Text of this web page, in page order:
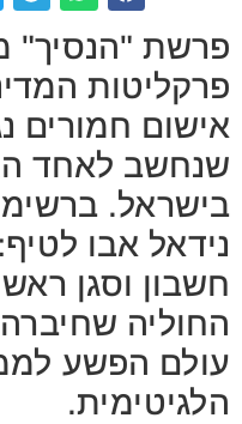
פרשת "הנסיך"
פרקליטות
אישום חמורים
שנחשב לאחד
בישראל.
נידאל אבו
חשבון וסגן
החוליה
עולם הפשע
הלגיטימית.